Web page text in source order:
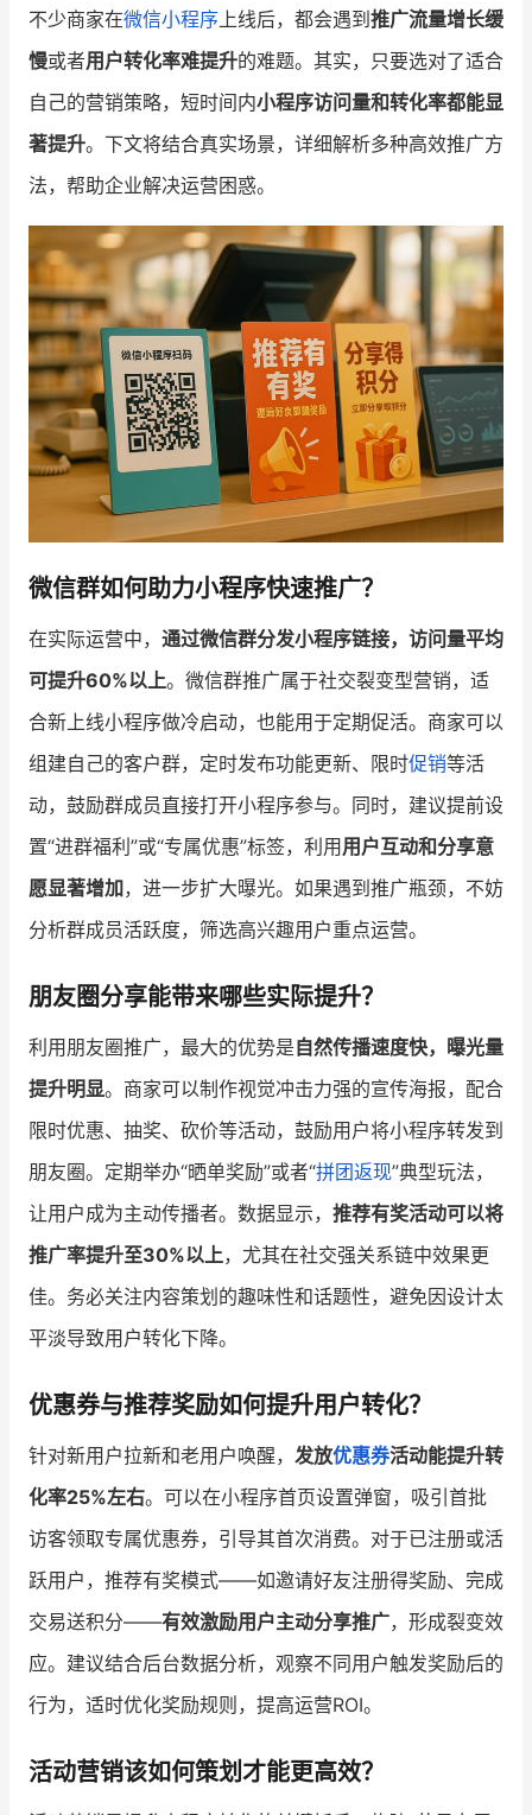
品牌消费观
新零售资讯
培训课程
增长俱乐部
增长俱乐部 有赞商盟
商家社区 社群交流
合作共进
入驻有赞 认证代理商
认证服务商 设计服务商
有赞云 数据通服务
不少商家在微信小程序上线后，都会遇到 推广流量增长缓
慢或者用户转化率难提升的难题。其实，只要选对了适合
自己的营销策略，短时间内小程序访问量和转化率都能显
著提升。下文将结合真实场景，详细解析多种高效推广方
法，帮助企业解决运营困惑。
微信群如何助力小程序快速推广？
在实际运营中， 通过微信群分发小程序链接，访问量平均
可提升60%以上。微信群推广属于社交裂变型营销，适
合新上线小程序做冷启动，也能用于定期促活。商家可以
组建自己的客户群，定时发布功能更新、限时促销等活
动，鼓励群成员直接打开小程序参与。同时，建议提前设
置“进群福利”或“专属优惠”标签，利用用户互动和分享意
愿显著增加，进一步扩大曝光。如果遇到推广瓶颈，不妨
分析群成员活跃度，筛选高兴趣用户重点运营。
朋友圈分享能带来哪些实际提升？
利用朋友圈推广，最大的优势是自然传播速度快，曝光量
提升明显。商家可以制作视觉冲击力强的宣传海报，配合
限时优惠、抽奖、砍价等活动，鼓励用户将小程序转发到
朋友圈。定期举办“晒单奖励”或者“拼团返现”典型玩法，
让用户成为主动传播者。数据显示， 推荐有奖活动可以将
推广率提升至30%以上，尤其在社交强关系链中效果更
佳。务必关注内容策划的趣味性和话题性，避免因设计太
平淡导致用户转化下降。
优惠券与推荐奖励如何提升用户转化？
针对新用户拉新和老用户唤醒， 发放优惠券活动能提升转
化率25%左右。可以在小程序首页设置弹窗，吸引首批
访客领取专属优惠券，引导其首次消费。对于已注册或活
跃用户，推荐有奖模式——如邀请好友注册得奖励、完成
交易送积分——有效激励用户主动分享推广，形成裂变效
应。建议结合后台数据分析，观察不同用户触发奖励后的
行为，适时优化奖励规则，提高运营ROI。
活动营销该如何策划才能更高效？